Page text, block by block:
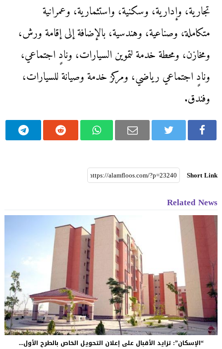
تجارية، وإدارية، وسكنية، واستثمارية، وعمرانية
متكاملة، وصناعية، وهندسية، بالإضافة إلى إقامة ورش،
ومخازن، ومحطة خدمة لتموين السيارات، ونادٍ اجتماعي،
ونادٍ اجتماعي رياضي، ومركز خدمة وصيانة للسيارات،
وفندق.
Short Link
Related News
“الإسكان”: تزايد الأقبال على إعلان التحويل الخاص بالطرح الأول...